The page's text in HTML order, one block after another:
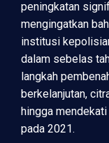
peningkatan
mengingatkan
institusi
dalam sebelas
langkah
berkelanjutan,
hingga
pada 2021.